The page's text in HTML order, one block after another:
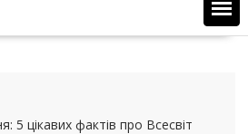
5 цікавих фактів про Всесвіт